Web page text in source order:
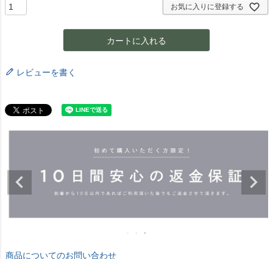
お気に入りに登録する
カートに入れる
レビューを書く
商品についてのお問い合わせ